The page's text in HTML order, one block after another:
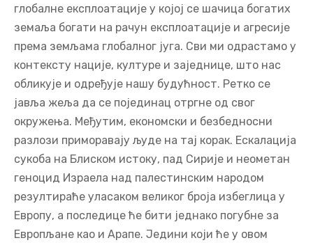
глобалне експлоатације у којој се шачица богатих
земаља богати на рачун експлоатације и агресије
према земљама глобалног југа. Сви ми одрастамо у
контексту нације, културе и заједнице, што нас
обликује и одређује нашу будућност. Ретко се
јавља жеља да се појединац отргне од свог
окружења. Међутим, економски и безбедносни
разлози приморавају људе на тај корак. Ескалација
сукоба на Блиском истоку, пад Сирије и неометан
геноцид Израела над палестинским народом
резултираће уласаком великог броја избеглица у
Европу, а последице ће бити једнако погубне за
Европљане као и Арапе. Једини који ће у овом